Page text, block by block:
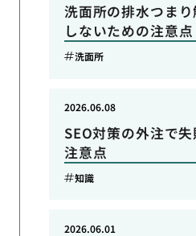
洗面所の排水つま
しないための注意点
洗面所
SEO対策の外注で
注意点
2026.06.08
知識
2026.06.01